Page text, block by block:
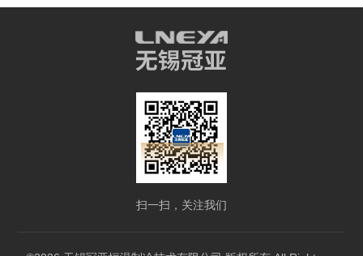
扫一扫，关注我们